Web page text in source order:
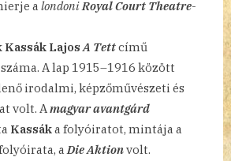
a londoni Royal Court Theatre-
Kassák Lajos A Tettcímű
A lap 1915–1916 között
irodalmi, képzőművészeti és
volt. A magyar avantgárd
Kassáka folyóiratot, mintája a
a Die Aktionvolt.